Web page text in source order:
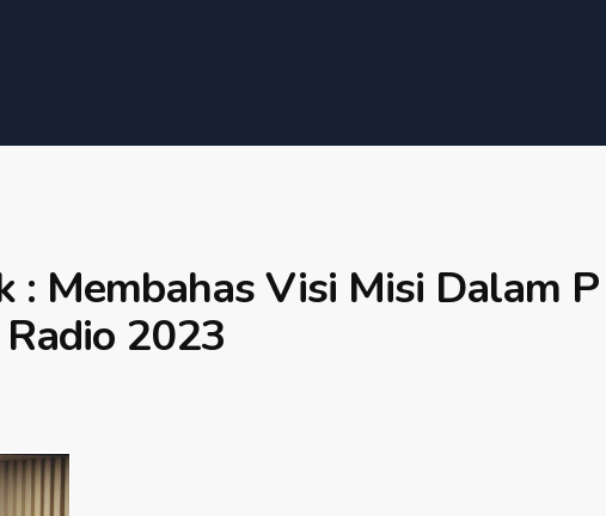
: Membahas Visi Misi Dalam P
2023